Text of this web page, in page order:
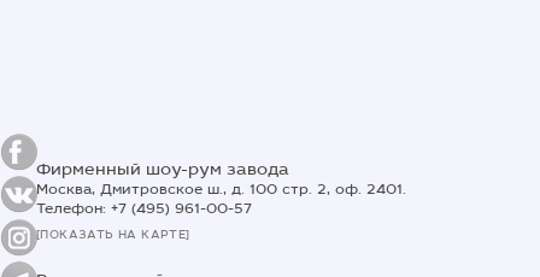
Фирменный шоу-рум завода
Москва, Дмитровское ш., д. 100 стр. 2, оф. 2401.
Телефон: +7 (495) 961-00-57
[ПОКАЗАТЬ НА КАРТЕ]